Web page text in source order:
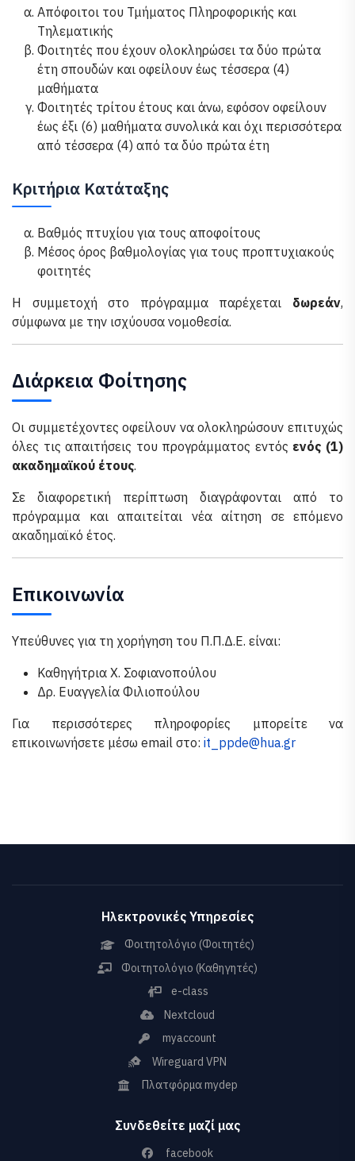
Απόφοιτοι του Τμήματος Πληροφορικής και
Τηλεματικής
Φοιτητές που έχουν ολοκληρώσει τα δύο πρώτα
έτη σπουδών και οφείλουν έως τέσσερα (4)
μαθήματα
Φοιτητές τρίτου έτους και άνω, εφόσον οφείλουν
έως έξι (6) μαθήματα συνολικά και όχι περισσότερα
από τέσσερα (4) από τα δύο πρώτα έτη
Κριτήρια Κατάταξης
Βαθμός πτυχίου για τους αποφοίτους
Μέσος όρος βαθμολογίας για τους προπτυχιακούς
φοιτητές
Η συμμετοχή στο πρόγραμμα παρέχεται δωρεάν,
σύμφωνα με την ισχύουσα νομοθεσία.
Διάρκεια Φοίτησης
Οι συμμετέχοντες οφείλουν να ολοκληρώσουν επιτυχώς
όλες τις απαιτήσεις του προγράμματος εντός ενός (1)
ακαδημαϊκού έτους.
Σε διαφορετική περίπτωση διαγράφονται από το
πρόγραμμα και απαιτείται νέα αίτηση σε επόμενο
ακαδημαϊκό έτος.
Επικοινωνία
Υπεύθυνες για τη χορήγηση του Π.Π.Δ.Ε. είναι:
Καθηγήτρια Χ. Σοφιανοπούλου
Δρ. Ευαγγελία Φιλιοπούλου
Για περισσότερες πληροφορίες μπορείτε να
επικοινωνήσετε μέσω email στο: it_ppde@hua.gr
Ηλεκτρονικές Υπηρεσίες
Φοιτητολόγιο (Φοιτητές)
Φοιτητολόγιο (Καθηγητές)
e-class
Nextcloud
myaccount
Wireguard VPN
Πλατφόρμα mydep
Συνδεθείτε μαζί μας
facebook